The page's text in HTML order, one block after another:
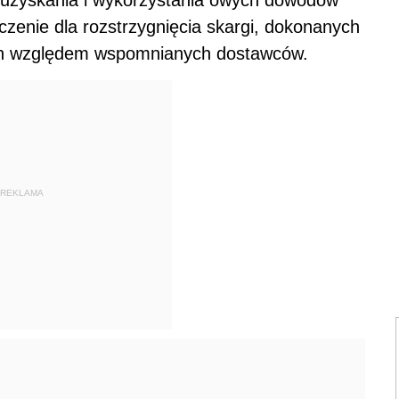
dla rozstrzygnięcia skargi, dokonanych
wspomnianych dostawców.
REKLAMA